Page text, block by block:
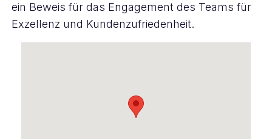
ein Beweis für das Engagement des Teams für
Exzellenz und Kundenzufriedenheit.